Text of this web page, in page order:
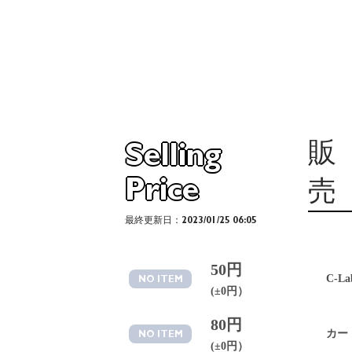
Selling
Price
販
売
最終更新日：2023/01/25 06:05
NO ITEM
50円
(±0円）
C-
NO ITEM
80円
(±0円）
カー